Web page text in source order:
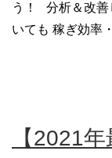
う！ 分析＆改善
いても 稼ぎ効率
【2021